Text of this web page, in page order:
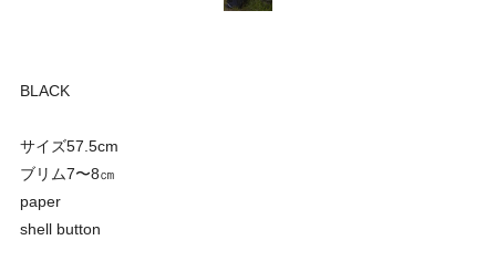
BLACK
サイズ57.5cm
ブリム7〜8㎝
paper
shell button